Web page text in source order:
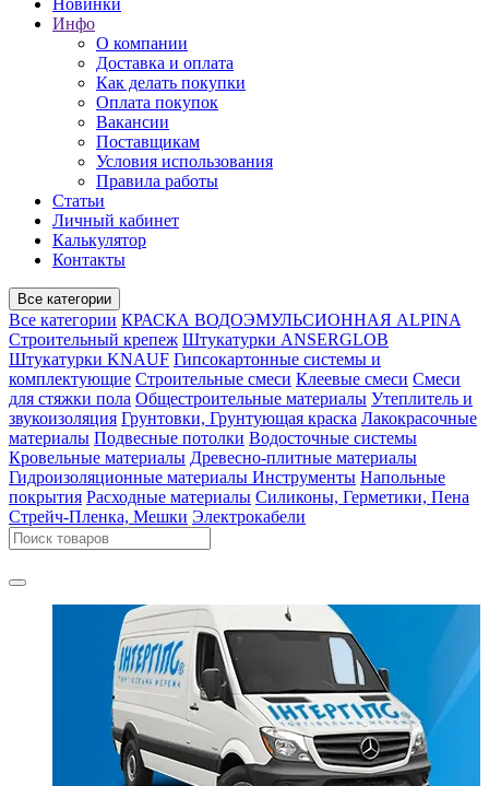
Инфо
О компании
Доставка и оплата
Как делать покупки
Оплата покупок
Вакансии
Поставщикам
Условия использования
Правила работы
Статьи
Личный кабинет
Калькулятор
Контакты
Все категории
Все категории КРАСКА ВОДОЭМУЛЬСИОННАЯ ALPINA
Строительный крепеж Штукатурки ANSERGLOB
Штукатурки KNAUF Гипсокартонные системы и
комплектующие Строительные смеси Клеевые смеси Смеси
для стяжки пола Общестроительные материалы Утеплитель и
звукоизоляция Грунтовки, Грунтующая краска Лакокрасочные
материалы Подвесные потолки Водосточные системы
Кровельные материалы Древесно-плитные материалы
Гидроизоляционные материалы Инструменты Напольные
покрытия Расходные материалы Силиконы, Герметики, Пена
Стрейч-Пленка, Мешки Электрокабели